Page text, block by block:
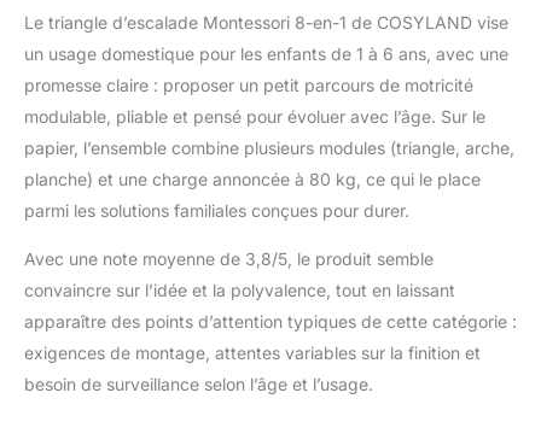
Le triangle d’escalade Montessori 8-en-1 de COSYLAND vise
un usage domestique pour les enfants de 1 à 6 ans, avec une
promesse claire : proposer un petit parcours de motricité
modulable, pliable et pensé pour évoluer avec l’âge. Sur le
papier, l’ensemble combine plusieurs modules (triangle, arche,
planche) et une charge annoncée à 80 kg, ce qui le place
parmi les solutions familiales conçues pour durer.
Avec une note moyenne de 3,8/5, le produit semble
convaincre sur l’idée et la polyvalence, tout en laissant
apparaître des points d’attention typiques de cette catégorie :
exigences de montage, attentes variables sur la finition et
besoin de surveillance selon l’âge et l’usage.